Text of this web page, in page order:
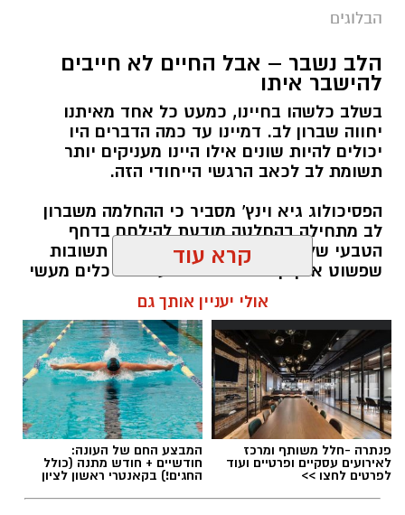
יש לכם מידע חשוב שטרם נחשף? צילומים מאירוע
חדשותי? מצאתם טעות בכתבה? נשמח שתשתפו
אותנו
הבלוגים
הלב נשבר – אבל החיים לא חייבים
להישבר איתו
בשלב כלשהו בחיינו, כמעט כל אחד מאיתנו
יחווה שברון לב. דמיינו עד כמה הדברים היו
יכולים להיות שונים אילו היינו מעניקים יותר
תשומת לב לכאב הרגשי הייחודי הזה.
הפסיכולוג גיא וינץ' מסביר כי ההחלמה משברון
לב מתחילה בהחלטה מודעת להילחם בדחף
הטבעי שלנו לייפות את העבר ולחפש תשובות
שפשוט אינן קיימות. הוא מציע ארגז כלים מעשי
שיעזור לנו, בהדרגה, להשתחרר מהכאב ולהמשיך
הלב שלנו אולי נשבר לפעמים, אבל אנחנו לא
חייבים להישבר יחד איתו.
מערכת האתר / 09:04 23.07.26
קרא עוד
אולי יעניין אותך גם
פנתרה -חלל משותף ומרכז
לאירועים עסקיים ופרטיים ועוד
לפרטים לחצו >>
המבצע החם של העונה:
חודשיים + חודש מתנה (כולל
החגים!) בקאנטרי ראשון לציון